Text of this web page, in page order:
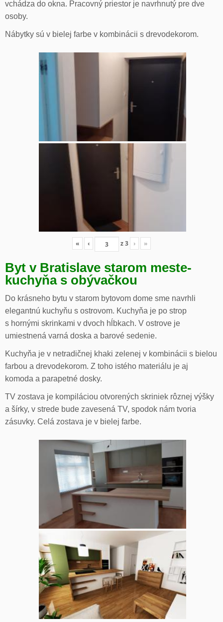
vchádza do okna. Pracovný priestor je navrhnutý pre dve
osoby.
Nábytky sú v bielej farbe v kombinácii s drevodekorom.
« ‹ z3 › »
Byt v Bratislave starom meste-
kuchyňa s obývačkou
Do krásneho bytu v starom bytovom dome sme navrhli
elegantnú kuchyňu s ostrovom. Kuchyňa je po strop
s hornými skrinkami v dvoch hĺbkach. V ostrove je
umiestnená varná doska a barové sedenie.
Kuchyňa je v netradičnej khaki zelenej v kombinácii s bielou
farbou a drevodekorom. Z toho istého materiálu je aj
komoda a parapetné dosky.
TV zostava je kompiláciou otvorených skriniek rôznej výšky
a šírky, v strede bude zavesená TV, spodok nám tvoria
zásuvky. Celá zostava je v bielej farbe.